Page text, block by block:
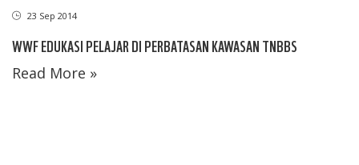
23 Sep 2014
WWF EDUKASI PELAJAR DI PERBATASAN KAWASAN TNBBS
Read More »